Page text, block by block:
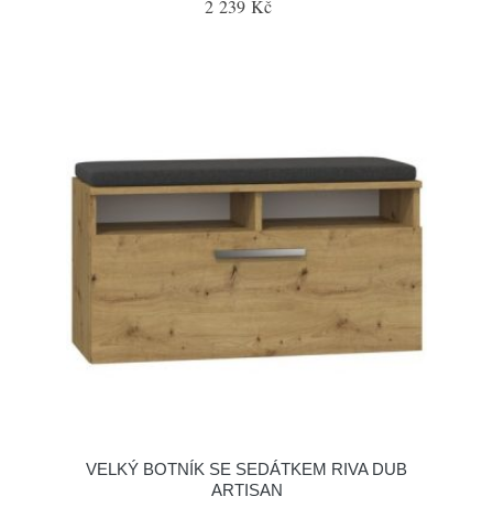
2 239 Kč
VELKÝ BOTNÍK SE SEDÁTKEM RIVA DUB
ARTISAN